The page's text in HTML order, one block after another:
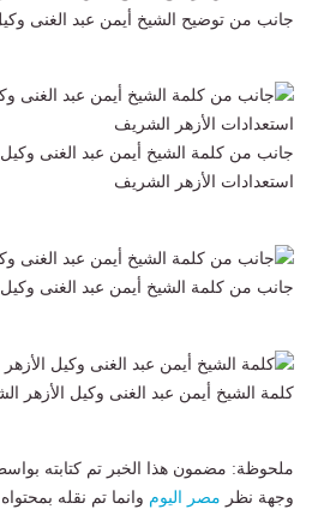
جانب من توضيح الشيخ أيمن عبد الغنى
جانب من كلمة الشيخ أيمن عبد الغنى وكيل
استعدادات الأزهر الشريف
جانب من كلمة الشيخ أيمن عبد الغنى
كلمة الشيخ أيمن عبد الغنى وكيل الأزهر
ملحوظة: مضمون هذا الخبر تم كتابته
وجهة نظر مصر اليوم وانما تم نقله